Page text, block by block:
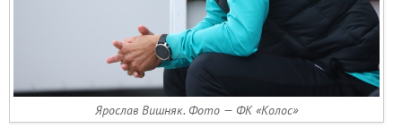
Ярослав Вишняк. Фото — ФК «Колос»